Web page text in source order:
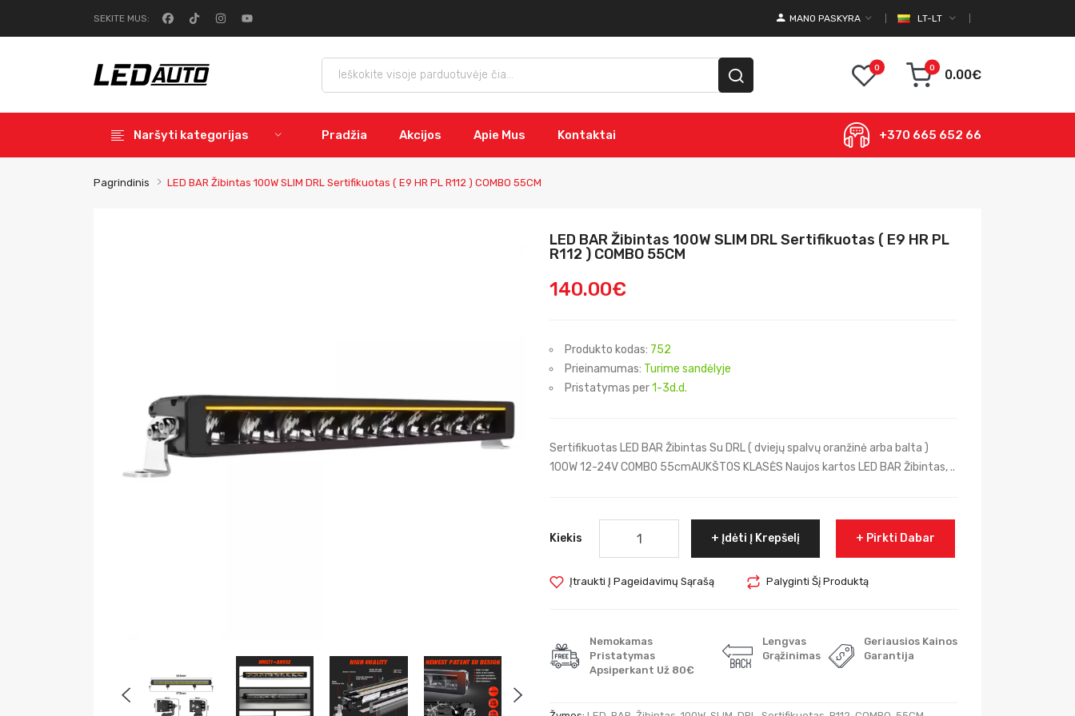
SEKITE MUS: LT-LT
MANO PASKYRA
0 0 0.00€
Naršyti kategorijas Pradžia Akcijos Apie Mus Kontaktai +370 665 652 66
Pagrindinis LED BAR Žibintas 100W SLIM DRL Sertifikuotas ( E9 HR PL R112 ) COMBO 55CM
LED BAR Žibintas 100W SLIM DRL Sertifikuotas ( E9 HR PL
R112 ) COMBO 55CM
140.00€
Produkto kodas: 752
Prieinamumas: Turime sandėlyje
Pristatymas per1-3d.d.
Sertifikuotas LED BAR Žibintas Su DRL ( dviejų spalvų oranžinė arba balta )
100W 12-24V COMBO 55cmAUKŠTOS KLASĖS Naujos kartos LED BAR Žibintas, ..
Kiekis Įdėti Į Krepšelį Pirkti Dabar
Įtraukti Į Pageidavimų Sąrašą Palyginti Šį Produktą
Nemokamas
Pristatymas
Apsiperkant Už 80€
Lengvas
Grąžinimas
Geriausios Kainos
Garantija